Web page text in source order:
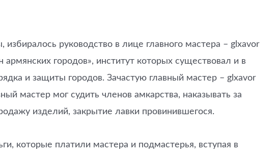
руководство в лице главного мастера – glxavor
городов», институт которых существовал и в
и защиты городов. Зачастую главный мастер – glxavor
мастер мог судить членов амкарства, наказывать за
изделий, закрытие лавки провинившегося.
которые платили мастера и подмастерья, вступая в